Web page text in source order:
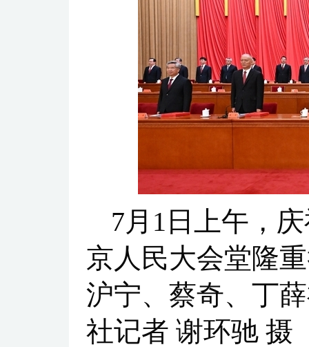
7月1日上午，
京人民大会堂隆
沪宁、蔡奇、丁
社记者 谢环驰 摄